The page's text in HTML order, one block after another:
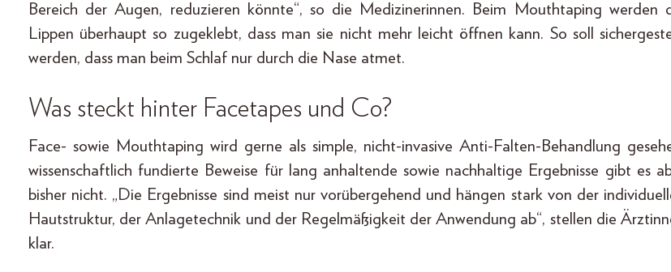
Bereich der Augen, reduzieren könnte“, so die Medizinerinnen. Beim Mouthtaping werden
Lippen überhaupt so zugeklebt, dass man sie nicht mehr leicht öffnen kann. So soll
werden, dass man beim Schlaf nur durch die Nase atmet.
Was steckt hinter Facetapes und Co?
Face- sowie Mouthtaping wird gerne als simple, nicht-invasive Anti-Falten-Behandlung
wissenschaftlich fundierte Beweise für lang anhaltende sowie nachhaltige Ergebnisse gibt es
bisher nicht. „Die Ergebnisse sind meist nur vorübergehend und hängen stark von der
Hautstruktur, der Anlagetechnik und der Regelmäßigkeit der Anwendung ab“, stellen die
klar.